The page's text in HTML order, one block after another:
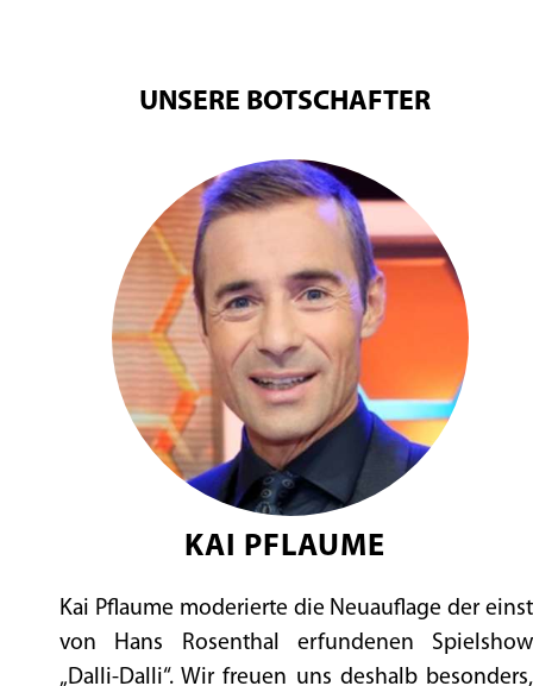
UNSERE BOTSCHAFTER
KAI PFLAUME
Kai Pflaume moderierte die Neuauflage der einst
von Hans Rosenthal erfundenen Spielshow
„Dalli-Dalli“. Wir freuen uns deshalb besonders,